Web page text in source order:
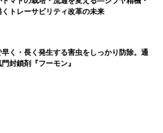
くトレーサビリティ改革の未来
く・長く発生する害虫をしっかり防除。通
封鎖剤『フーモン』